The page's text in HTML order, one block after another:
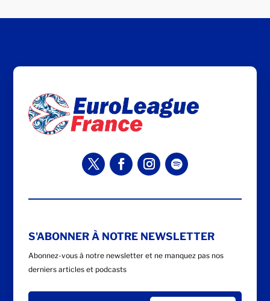
S'ABONNER À NOTRE NEWSLETTER
Abonnez-vous à notre newsletter et ne manquez pas nos
derniers articles et podcasts